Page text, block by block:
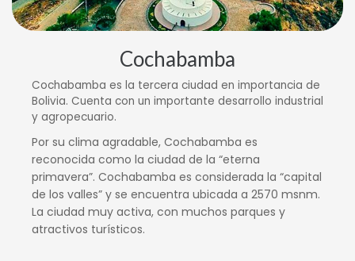
Cochabamba
Cochabamba es la tercera ciudad en importancia de
Bolivia. Cuenta con un importante desarrollo industrial
y agropecuario.
Por su clima agradable, Cochabamba es
reconocida como la ciudad de la “eterna
primavera”. Cochabamba es considerada la “capital
de los valles” y se encuentra ubicada a 2570 msnm.
La ciudad muy activa, con muchos parques y
atractivos turísticos.